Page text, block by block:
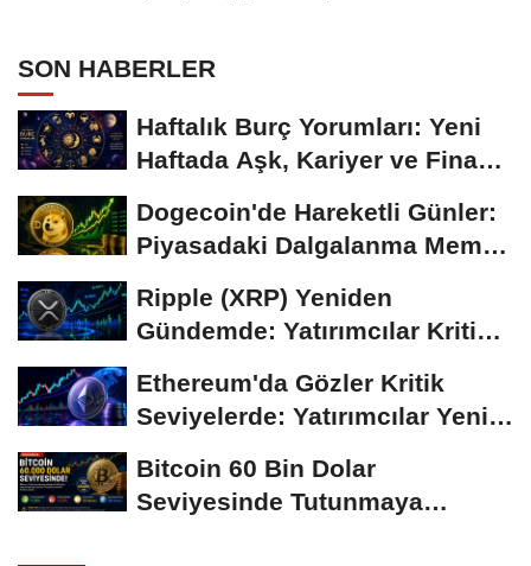
SON HABERLER
Haftalık Burç Yorumları: Yeni
Haftada Aşk, Kariyer ve Finans
Dogecoin'de Hareketli Günler:
Piyasadaki Dalgalanma Meme
Ripple (XRP) Yeniden
Gündemde: Yatırımcılar Kritik
Ethereum'da Gözler Kritik
Seviyelerde: Yatırımcılar Yeni
Bitcoin 60 Bin Dolar
Seviyesinde Tutunmaya